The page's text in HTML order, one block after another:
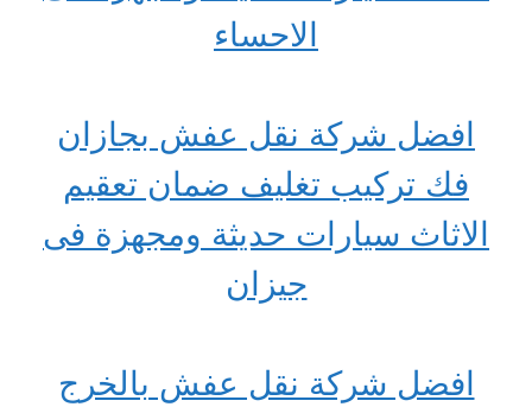
الاحساء
افضل شركة نقل عفش بجازان
فك تركيب تغليف ضمان تعقيم
الاثاث سيارات حديثة ومجهزة فى
جيزان
افضل شركة نقل عفش بالخرج